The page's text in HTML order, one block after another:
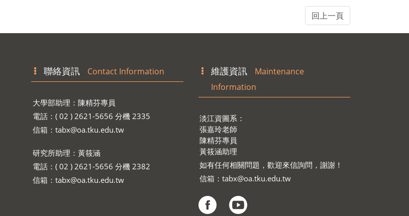
聯絡資訊 Contact Information
大學部助理：陳精芬專員
電話：( 02 ) 2621-5656 分機 2335
信箱： tabx@oa.tku.edu.tw
研究所助理：黃筱涵
電話：( 02 ) 2621-5656 分機 2382
信箱： tabx@oa.tku.edu.tw
維護資訊
Maintenance
Information
淡江資圖系：
張嘉玲老師
陳精芬專員
黃筱涵助理
如有任何相關問題，歡迎來信詢問，謝謝！
信箱： tabx@oa.tku.edu.tw